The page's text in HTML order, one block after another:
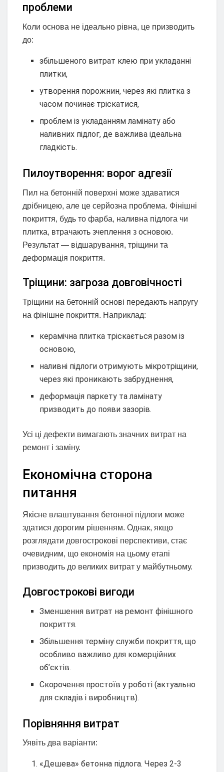
проблеми
Коли основа не ідеально рівна, це призводить
до:
збільшеного витрат клею при укладанні
плитки,
утворення порожнин, через які плитка з
часом починає тріскатися,
проблем із укладанням ламінату або
наливних підлог, де важлива ідеальна
гладкість.
Пилоутворення: ворог адгезії
Пил на бетонній поверхні може здаватися
дрібницею, але це серйозна проблема. Фінішні
покриття, будь то фарба, наливна підлога чи
плитка, втрачають зчеплення з основою.
Результат — відшарування, тріщини та
деформація покриття.
Тріщини: загроза довговічності
Тріщини на бетонній основі передають напругу
на фінішне покриття. Наприклад:
керамічна плитка тріскається разом із
основою,
наливні підлоги отримують мікротріщини,
через які проникають забруднення,
деформація паркету та ламінату
призводить до появи зазорів.
Усі ці дефекти вимагають значних витрат на
ремонт і заміну.
Економічна сторона
питання
Якісне влаштування бетонної підлоги може
здатися дорогим рішенням. Однак, якщо
розглядати довгострокові перспективи, стає
очевидним, що економія на цьому етапі
призводить до великих витрат у майбутньому.
Довгострокові вигоди
Зменшення витрат на ремонт фінішного
покриття.
Збільшення терміну служби покриття, що
особливо важливо для комерційних
об’єктів.
Скорочення простоїв у роботі (актуально
для складів і виробництв).
Порівняння витрат
Уявіть два варіанти:
«Дешева» бетонна підлога. Через 2-3